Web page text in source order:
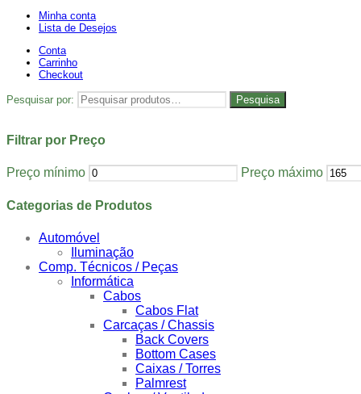
Minha conta
Lista de Desejos
Conta
Carrinho
Checkout
Pesquisar por: Pesquisa
Filtrar por Preço
Preço mínimo Preço máximo
Categorias de Produtos
Automóvel
Iluminação
Comp. Técnicos / Peças
Informática
Cabos
Cabos Flat
Carcaças / Chassis
Back Covers
Bottom Cases
Caixas / Torres
Palmrest